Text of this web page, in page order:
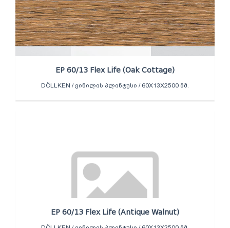
EP 60/13 Flex Life (Oak Cottage)
DÖLLKEN / ᲕᲘᲜᲘᲚᲘᲡ ᲞᲚᲘᲜᲢᲣᲡᲘ / 60X13X2500 ᲛᲛ.
EP 60/13 Flex Life (Antique Walnut)